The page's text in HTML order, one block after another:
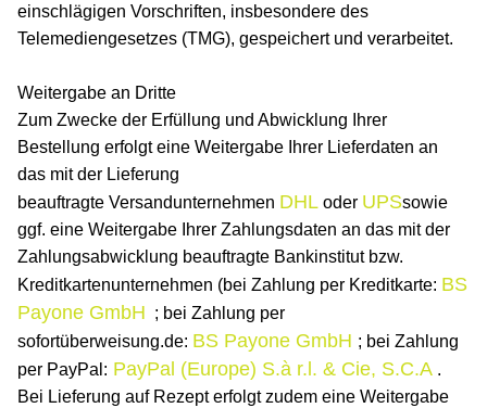
einschlägigen Vorschriften, insbesondere des
Telemediengesetzes (TMG), gespeichert und verarbeitet.
Weitergabe an Dritte
Zum Zwecke der Erfüllung und Abwicklung Ihrer
Bestellung erfolgt eine Weitergabe Ihrer Lieferdaten an
das mit der Lieferung
beauftragte Versandunternehmen DHL oder UPSsowie
ggf. eine Weitergabe Ihrer Zahlungsdaten an das mit der
Zahlungsabwicklung beauftragte Bankinstitut bzw.
Kreditkartenunternehmen (bei Zahlung per Kreditkarte: BS
Payone GmbH ; bei Zahlung per
sofortüberweisung.de: BS Payone GmbH ; bei Zahlung
per PayPal: PayPal (Europe) S.à r.l. & Cie, S.C.A .
Bei Lieferung auf Rezept erfolgtzudem eine Weitergabe